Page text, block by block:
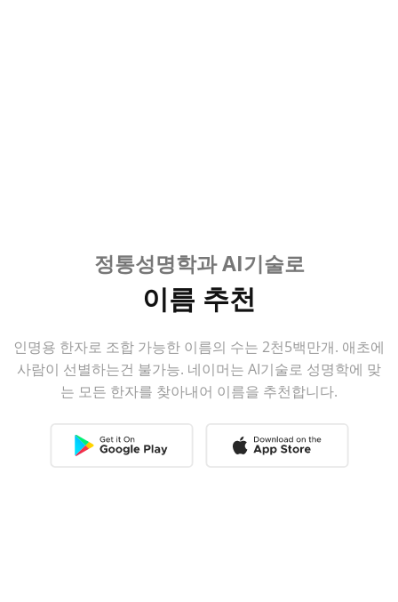
정통성명학과 AI기술로
이름 추천
인명용 한자로 조합 가능한 이름의 수는 2천5백만개. 애초에
사람이 선별하는건 불가능. 네이머는 AI기술로 성명학에 맞
는 모든 한자를 찾아내어 이름을 추천합니다.